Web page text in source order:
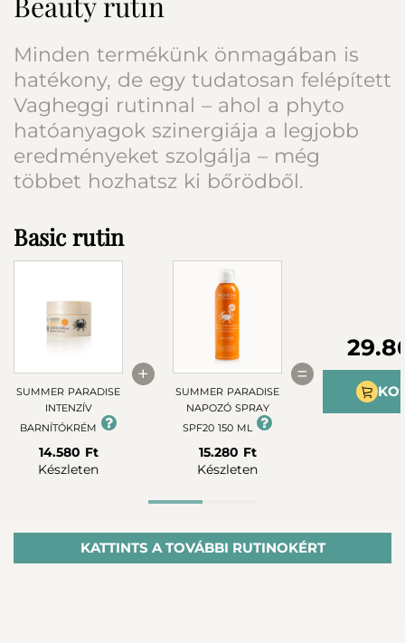
Minden termékünk önmagában is
hatékony, de egy tudatosan felépített
Vagheggi rutinnal – ahol a phyto
hatóanyagok szinergiája a legjobb
eredményeket szolgálja – még
többet hozhatsz ki bőrödből.
Basic rutin
SUMMER PARADISE
INTENZÍV
BARNÍTÓKRÉM
14.580 Ft
Készleten
+
SUMMER PARADISE
NAPOZÓ SPRAY
SPF20 150 ML
15.280 Ft
Készleten
=
Advanced rutin
KATTINTS A TOVÁBBI RUTINOKÉRT